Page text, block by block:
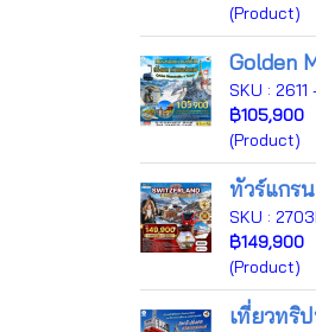
(Product)
Golden
SKU : 2611
฿105,900
(Product)
ทัวร์แกร
SKU :
฿149,900
(Product)
เที่ยวทริ